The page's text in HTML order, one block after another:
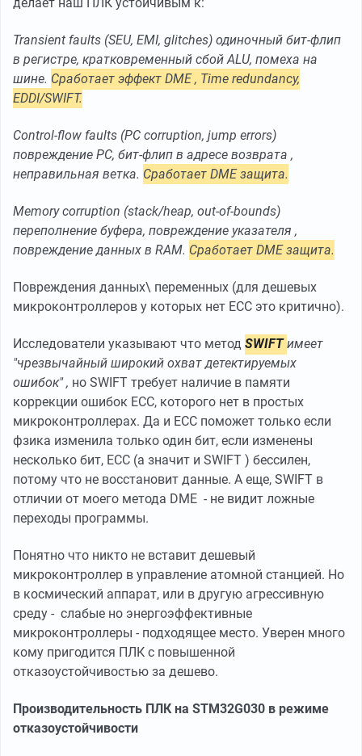
Transient faults (SEU, EMI, glitches) одиночный бит-флип
в регистре, кратковременный сбой ALU, помеха на
шине. Сработает эффект DME , Time redundancy,
EDDI/SWIFT.
Control-flow faults (PC corruption, jump errors)
повреждение PC, бит-флип в адресе возврата ,
неправильная ветка. Сработает DME защита.
Memory corruption (stack/heap, out-of-bounds)
переполнение буфера, повреждение указателя ,
повреждение данных в RAM. Сработает DME защита.
Повреждения данных\ переменных (для дешевых
микроконтроллеров у которых нет ECC это критично).
Исследователи указывают что метод SWIFTимеет
"чрезвычайный широкий охват детектируемых
ошибок" , но SWIFT требует наличие в памяти
коррекции ошибок ECC, которого нет в простых
микроконтроллерах. Да и ECC поможет только если
фзика изменила только один бит, если изменены
несколько бит, ECC (а значит и SWIFT ) бессилен,
потому что не восстановит данные. А еще, SWIFT в
отличии от моего метода DME - не видит ложные
переходы программы.
Понятно что никто не вставит дешевый
микроконтроллер в управление атомной станцией. Но
в космический аппарат, или в другую агрессивную
среду - слабые но энергоэффективные
микроконтроллеры - подходящее место. Уверен много
кому пригодится ПЛК с повышенной
отказоустойчивостью за дешево.
Производительность ПЛК на STM32G030 в режиме
отказоустойчивости